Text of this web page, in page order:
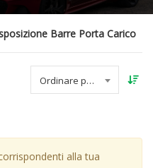
Barre Porta Carico
Ordinare per data
alla tua